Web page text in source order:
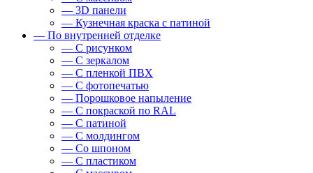
— 3D панели
— Кузнечная краска с патиной
— По внутренней отделке
— С рисунком
— С зеркалом
— С пленкой ПВХ
— С фотопечатью
— Порошковое напыление
— С покраской по RAL
— С патиной
— С молдингом
— Со шпоном
— С пластиком